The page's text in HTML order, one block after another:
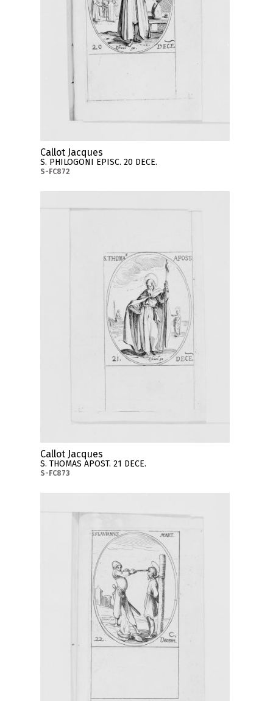
Callot Jacques
S. PHILOGONI EPISC. 20 DECE.
S-FC872
Callot Jacques
S. THOMAS APOST. 21 DECE.
S-FC873